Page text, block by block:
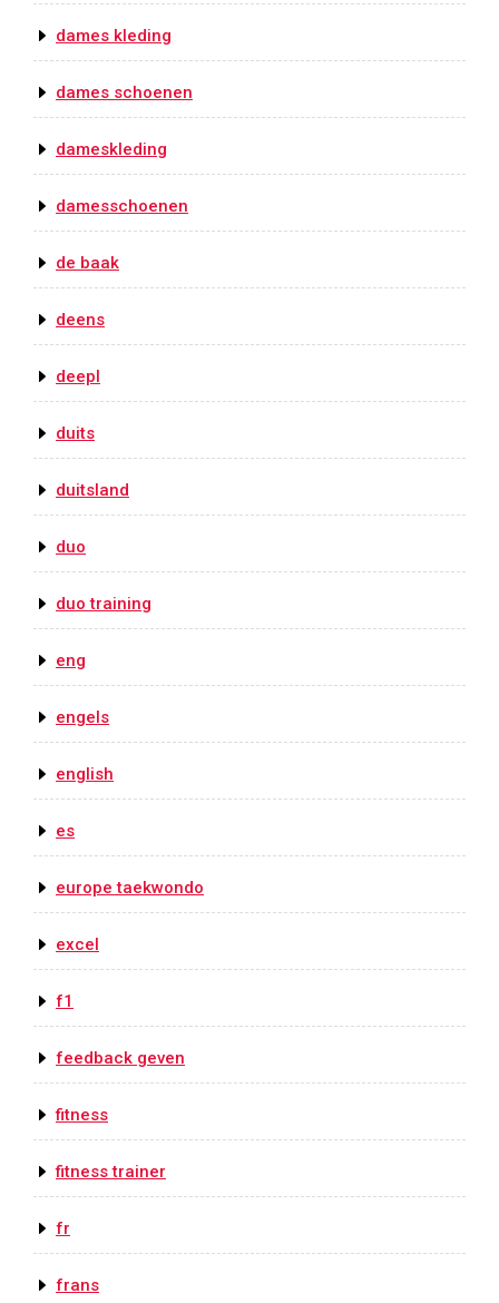
dames kleding
dames schoenen
dameskleding
damesschoenen
de baak
deens
deepl
duits
duitsland
duo
duo training
eng
engels
english
es
europe taekwondo
excel
f1
feedback geven
fitness
fitness trainer
fr
frans